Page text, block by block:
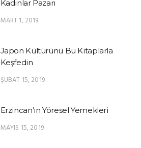
Kadınlar Pazarı
MART 1, 2019
Japon Kültürünü Bu Kitaplarla
Keşfedin
ŞUBAT 15, 2019
Erzincan’ın Yöresel Yemekleri
MAYIS 15, 2019